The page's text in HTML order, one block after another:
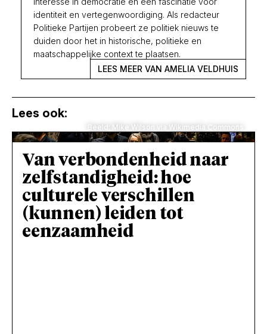
identiteit en vertegenwoordiging. Als redacteur
Politieke Partijen probeert ze politiek nieuws te
duiden door het in historische, politieke en
maatschappelijke context te plaatsen.
LEES MEER VAN AMELIA VELDHUIS
Lees ook:
Beeld: Mike Wilson via Wikimedia Commons
Van verbondenheid naar
zelfstandigheid: hoe
culturele verschillen
(kunnen) leiden tot
eenzaamheid